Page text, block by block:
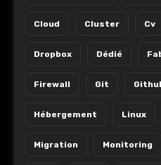
Cloud Cluster Cv
Dropbox Dédié
Firewall Git
Hébergement Linux
Migration Monitoring